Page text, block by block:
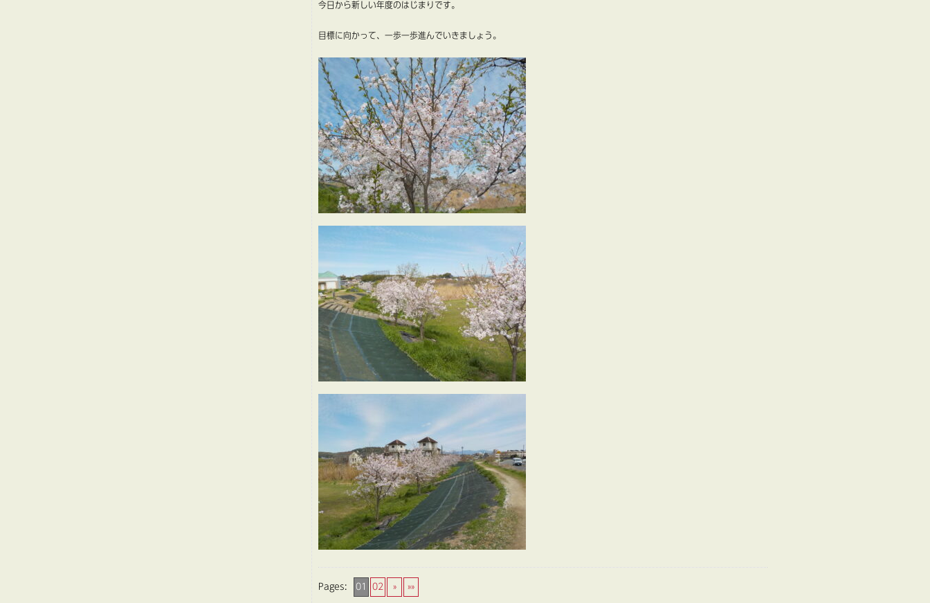
今日から新しい年度のはじまりです。
目標に向かって、一歩一歩進んでいきましょう。
Pages: 01 02 » »»